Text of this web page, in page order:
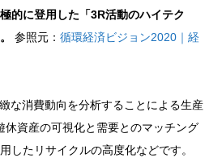
的に登用した「3R活動のハイテク
参照元： 循環経済ビジョン2020｜経
な消費動向を分析することによる生産
休資産の可視化と需要とのマッチング
したリサイクルの高度化などです。